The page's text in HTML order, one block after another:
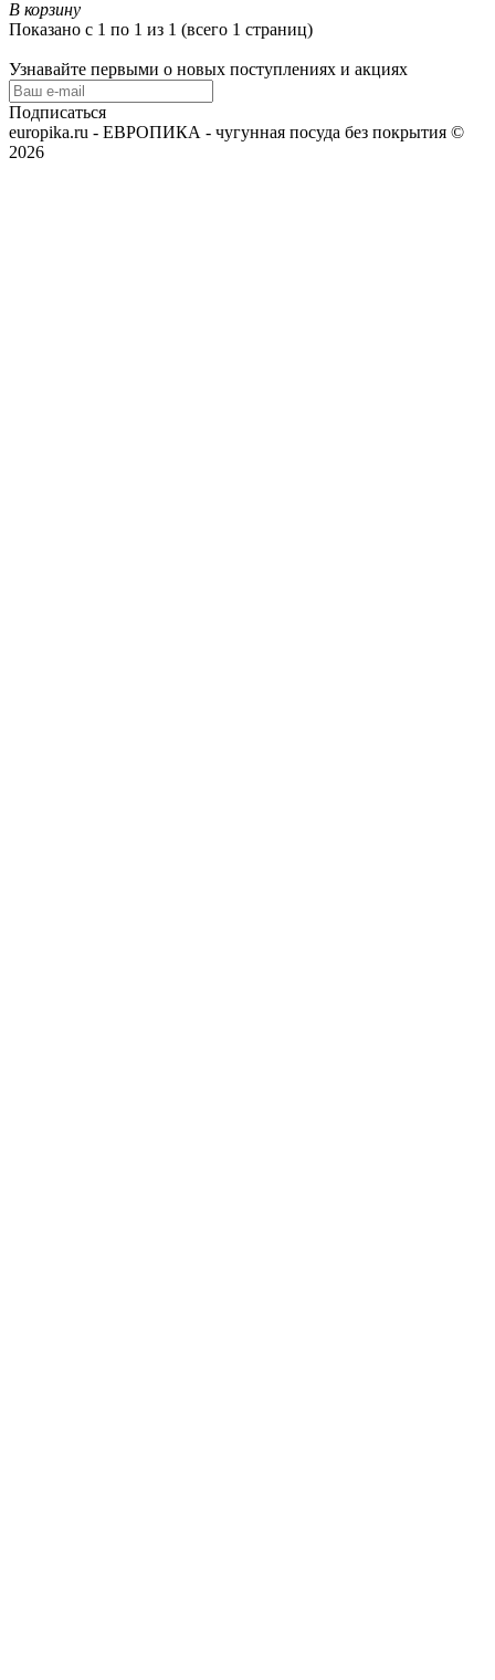
В корзину
Показано с 1 по 1 из 1 (всего 1 страниц)
Узнавайте первыми о новых поступлениях и акциях
Подписаться
europika.ru - ЕВРОПИКА - чугунная посуда без покрытия ©
2026